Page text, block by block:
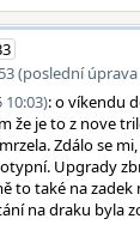
(poslední úprava
10:03): o víkendu
že je to z nove
Zdálo se
Upgrady
to také na
na draku byla